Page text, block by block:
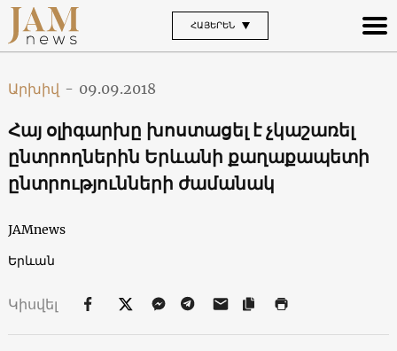
ՀԱՅԵՐԵՆ
Արխիվ - 09.09.2018
Հայ օլիգարխը խոստացել է չկաշառել
ընտրողներին Երևանի քաղաքապետի
ընտրությունների ժամանակ
JAMnews
Երևան
Կիսվել